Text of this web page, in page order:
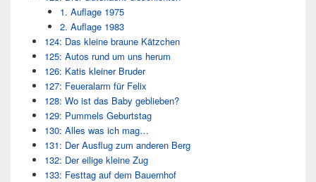
1. Auflage 1975
2. Auflage 1983
124: Das kleine braune Kätzchen
125: Autos rund um uns herum
126: Katis kleiner Bruder
127: Feueralarm für Felix
128: Wo ist das Baby geblieben?
129: Pummels Geburtstag
130: Alles was ich mag…
131: Der Ausflug zum anderen Berg
132: Der eilige kleine Zug
133: Festtag auf dem Bauernhof